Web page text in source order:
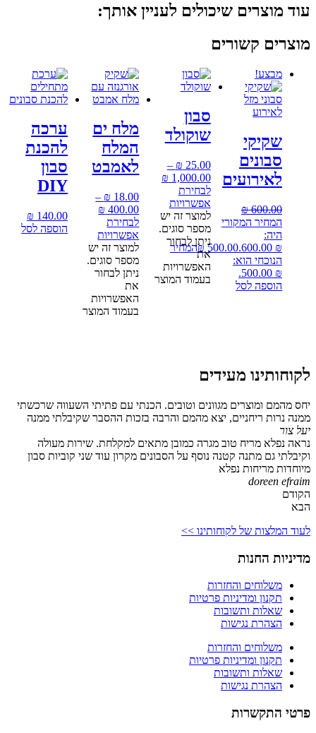
עוד מוצרים שיכולים לעניין אותך:
מוצרים קשורים
מבצע!
שקיקי
סבונים
לאירועים
₪600.00
המחיר המקורי
היה:
₪ 600.00.
₪ 500.00
המחיר
הנוכחי הוא:
₪ 500.00.
הוספה לסל
סבון
שוקולד
₪ 25.00
–
₪ 1,000.00
לבחירת
אפשרויות
למוצר זה יש
מספר סוגים.
ניתן לבחור
את
האפשרויות
בעמוד המוצר
מלח ים
המלח
לאמבט
₪ 18.00
–
₪ 400.00
לבחירת
אפשרויות
למוצר זה יש
מספר סוגים.
ניתן לבחור
את
האפשרויות
בעמוד המוצר
ערכה
להכנת
סבון
DIY
₪ 140.00
הוספה לסל
לקוחותינו מעידים
יחס מהמם ומוצרים מגוונים וטובים. הכנתי עם פתיתי השעווה שרכשתי
ממנה נרות ריחניים, יצא מהמם והרבה בזכות ההסבר שקיבלתי ממנה
יעל צור
נראה נפלא מריח טוב מגרה כמובן מתאים למקלחת. שירות מעולה
וקיבלתי גם מתנה קטנה נוסף על הסבונים מקרון עוד שני קוביות סבון
מיוחדות מריחות נפלא
doreen efraim
הקודם
הבא
לעוד המלצות של לקוחותינו >>
מדיניות החנות
משלוחים והחזרות
תקנון ומדיניות פרטיות
שאלות ותשובות
הצהרת נגישות
משלוחים והחזרות
תקנון ומדיניות פרטיות
שאלות ותשובות
הצהרת נגישות
פרטי התקשרות